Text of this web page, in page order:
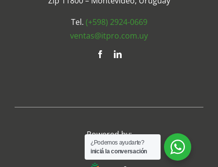
Tel. (+598) 2924-0669
ventas@itpro.com.uy
Powered by:
¿Podemos ayudarte?
iniciá la conversación